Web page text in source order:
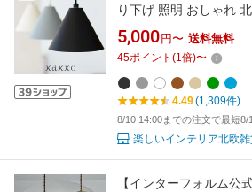
り下げ 照明 おしゃれ
ン 照明器具 トイレ 階
用 シーリングライト ダ
ア かわいい 電気 間接
グ 三角 傘 一人暮らし
5,000 円〜 送料無料
45ポイント (1倍)〜
4.49(1,309件)
8/10 14:00までの注文で最短8/
楽しいインテリア北欧
【インターフォルム公